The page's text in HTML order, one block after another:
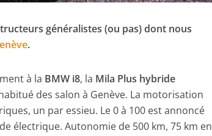
généralistes (ou pas) dont nous
.
à la BMW i8, la Mila Plus hybride
des salon à Genève. La motorisation
un par essieu. Le 0 à 100 est annoncé
électrique. Autonomie de 500 km, 75 km en